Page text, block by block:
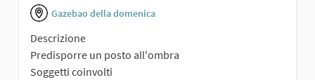
Gazebao della domenica
Descrizione
Predisporre un posto all'ombra
Soggetti coinvolti